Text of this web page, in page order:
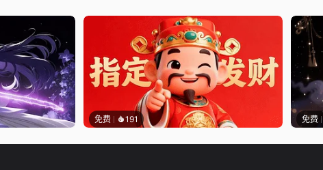
免费 191 免费